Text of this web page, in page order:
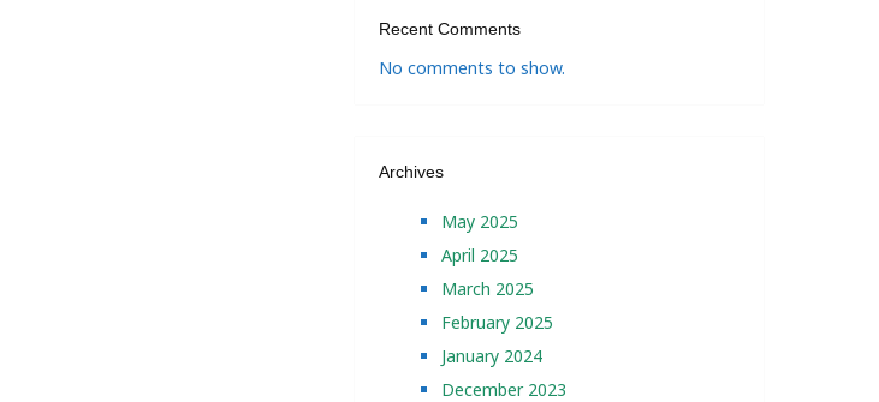
Recent Comments
No comments to show.
Archives
May 2025
April 2025
March 2025
February 2025
January 2024
December 2023